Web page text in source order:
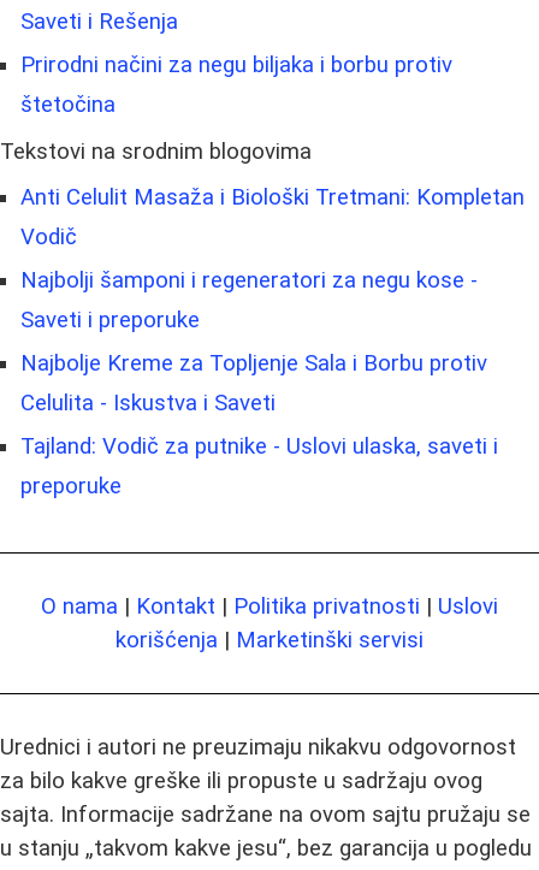
Saveti i Rešenja
Prirodni načini za negu biljaka i borbu protiv
štetočina
Tekstovi na srodnim blogovima
Anti Celulit Masaža i Biološki Tretmani: Kompletan
Vodič
Najbolji šamponi i regeneratori za negu kose -
Saveti i preporuke
Najbolje Kreme za Topljenje Sala i Borbu protiv
Celulita - Iskustva i Saveti
Tajland: Vodič za putnike - Uslovi ulaska, saveti i
preporuke
O nama | Kontakt | Politika privatnosti | Uslovi
korišćenja | Marketinški servisi
Urednici i autori ne preuzimaju nikakvu odgovornost
za bilo kakve greške ili propuste u sadržaju ovog
sajta. Informacije sadržane na ovom sajtu pružaju se
u stanju „takvom kakve jesu“, bez garancija u pogledu